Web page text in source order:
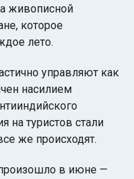
живописной
которое
лето.
управляют как
насилием
на туристов стали
же происходят.
в июне —